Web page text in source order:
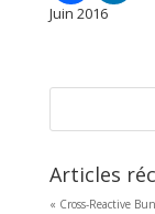
Juin 2016
Articles
« Cross-Reactive